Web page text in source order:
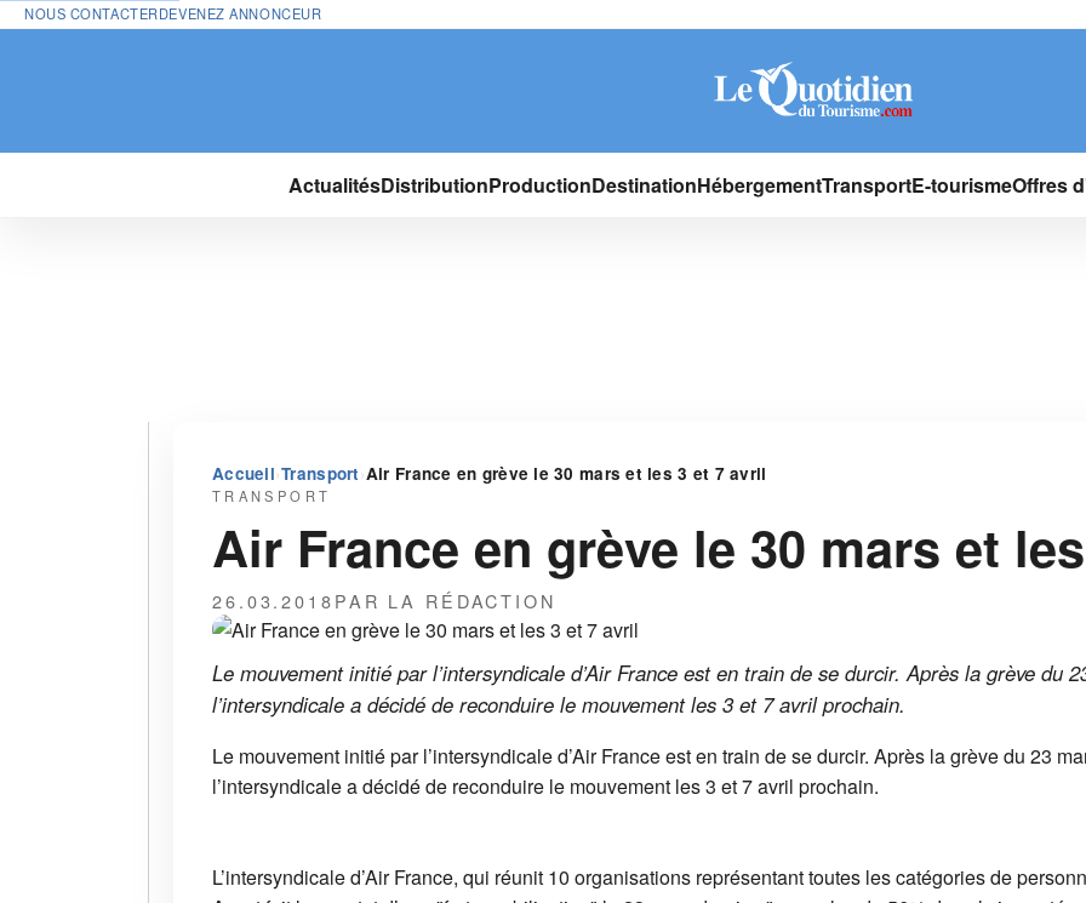
NOUS CONTACTERDEVENEZ ANNONCEUR
ActualitésDistributionProductionDestinationHébergementTransportE-tourismeOffres
Accueil›Transport ›Air France en grève le 30 mars et les 3 et 7 avril
TRANSPORT
Air France en grève le 30 mars et
26.03.2018PAR LA RÉDACTION
Le mouvement initié par l’intersyndicale d’Air France est en train de se durcir. Après la grève du
l’intersyndicale a décidé de reconduire le mouvement les 3 et 7 avril prochain.
Le mouvement initié par l’intersyndicale d’Air France est en train de se durcir. Après la grève du 23
l’intersyndicale a décidé de reconduire le mouvement les 3 et 7 avril prochain.
L’intersyndicale d’Air France, qui réunit 10 organisations représentant toutes les catégories de